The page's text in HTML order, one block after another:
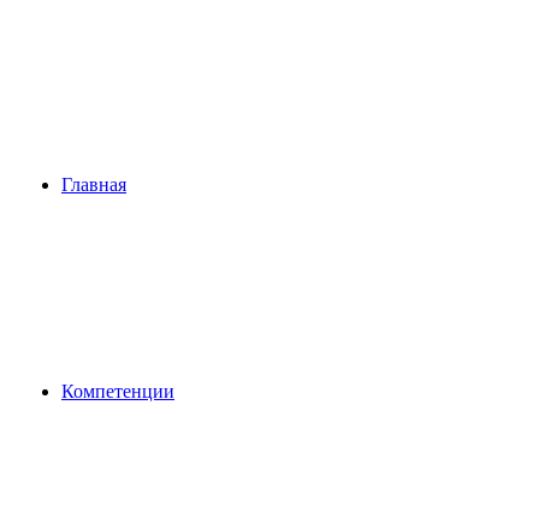
Главная
Компетенции